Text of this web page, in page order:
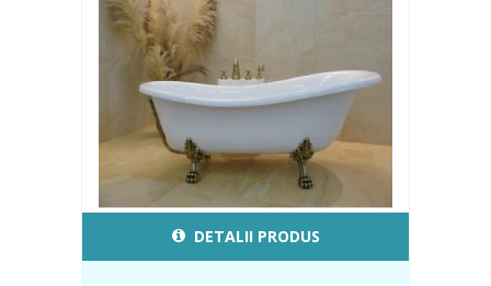
DETALII PRODUS